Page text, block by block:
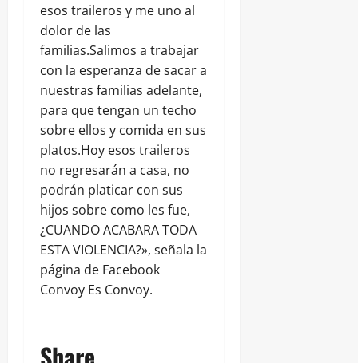
esos traileros y me uno al
dolor de las
familias.Salimos a trabajar
con la esperanza de sacar a
nuestras familias adelante,
para que tengan un techo
sobre ellos y comida en sus
platos.Hoy esos traileros
no regresarán a casa, no
podrán platicar con sus
hijos sobre como les fue,
¿CUANDO ACABARA TODA
ESTA VIOLENCIA?», señala la
página de Facebook
Convoy Es Convoy.